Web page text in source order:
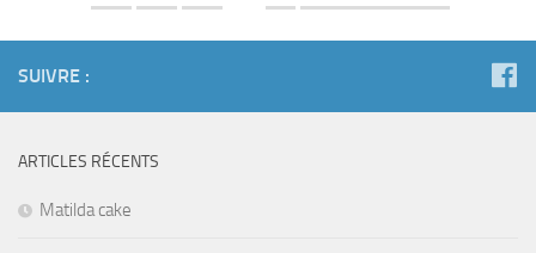
SUIVRE :
ARTICLES RÉCENTS
Matilda cake